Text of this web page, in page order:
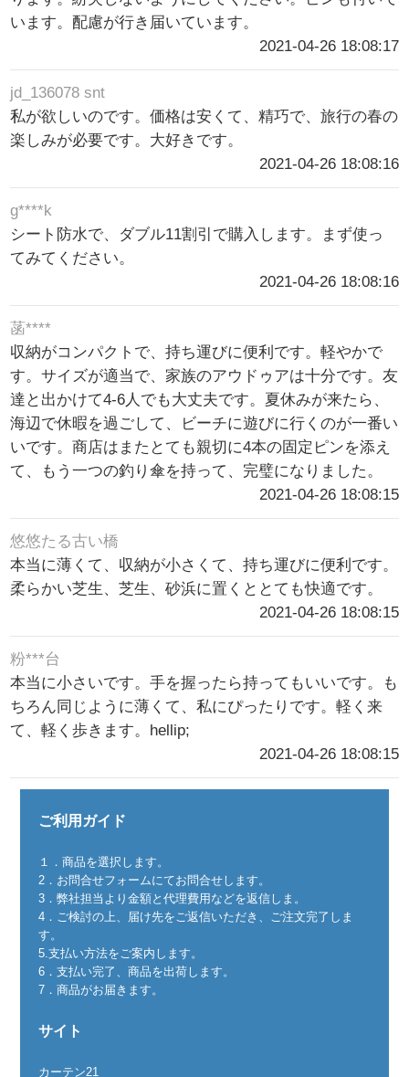
います。配慮が行き届いています。
2021-04-26 18:08:17
jd_136078 snt
私が欲しいのです。価格は安くて、精巧で、旅行の春の
楽しみが必要です。大好きです。
2021-04-26 18:08:16
g****k
シート防水で、ダブル11割引で購入します。まず使っ
てみてください。
2021-04-26 18:08:16
菡****
収納がコンパクトで、持ち運びに便利です。軽やかで
す。サイズが適当で、家族のアウドゥアは十分です。友
達と出かけて4-6人でも大丈夫です。夏休みが来たら、
海辺で休暇を過ごして、ビーチに遊びに行くのが一番い
いです。商店はまたとても親切に4本の固定ピンを添え
て、もう一つの釣り傘を持って、完璧になりました。
2021-04-26 18:08:15
悠悠たる古い橋
本当に薄くて、収納が小さくて、持ち運びに便利です。
柔らかい芝生、芝生、砂浜に置くととても快適です。
2021-04-26 18:08:15
粉***台
本当に小さいです。手を握ったら持ってもいいです。も
ちろん同じように薄くて、私にぴったりです。軽く来
て、軽く歩きます。hellip;
2021-04-26 18:08:15
ご利用ガイド
１．商品を選択します。
2．お問合せフォームにてお問合せします。
3．弊社担当より金額と代理費用などを返信しま。
4．ご検討の上、届け先をご返信いただき、ご注文完了しま
す。
5.支払い方法をご案内します。
6．支払い完了、商品を出荷します。
7．商品がお届きます。
サイト
カーテン21